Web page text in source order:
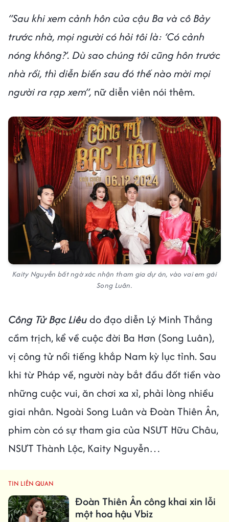
“Sau khi xem cảnh hôn của cậu Ba và cô Bảy
trước nhà, mọi người có hỏi tôi là: ‘Có cảnh
nóng không?’. Dù sao chúng tôi cũng hôn trước
nhà rồi, thì diễn biến sau đó thế nào mời mọi
người ra rạp xem”, nữ diễn viên nói thêm.
Kaity Nguyễn bất ngờ xác nhận tham gia dự án, vào vai em gái
Song Luân.
Công Tử Bạc Liêudo đạo diễn Lý Minh Thắng
cầm trịch, kể về cuộc đời Ba Hơn (Song Luân),
vị công tử nổi tiếng khắp Nam kỳ lục tỉnh. Sau
khi từ Pháp về, người này bắt đầu đốt tiền vào
những cuộc vui, ăn chơi xa xỉ, phải lòng nhiều
giai nhân. Ngoài Song Luân và Đoàn Thiên Ân,
phim còn có sự tham gia của NSƯT Hữu Châu,
NSƯT Thành Lộc, Kaity Nguyễn…
TIN LIÊN QUAN
Đoàn Thiên Ân công khai xin lỗi
một hoa hậu Vbiz